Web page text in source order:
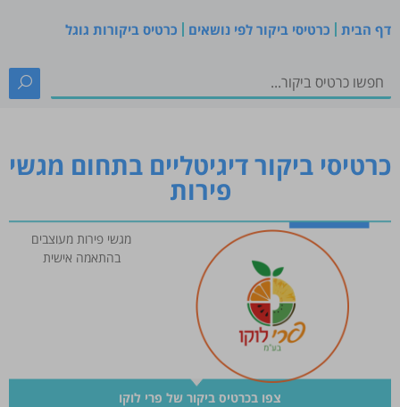
דף הבית כרטיסי ביקור לפי נושאים כרטיס ביקורות גוגל
כרטיסי ביקור דיגיטליים בתחום מגשי
פירות
מגשי פירות מעוצבים
בהתאמה אישית
צפו בכרטיס ביקור של פרי לוקו